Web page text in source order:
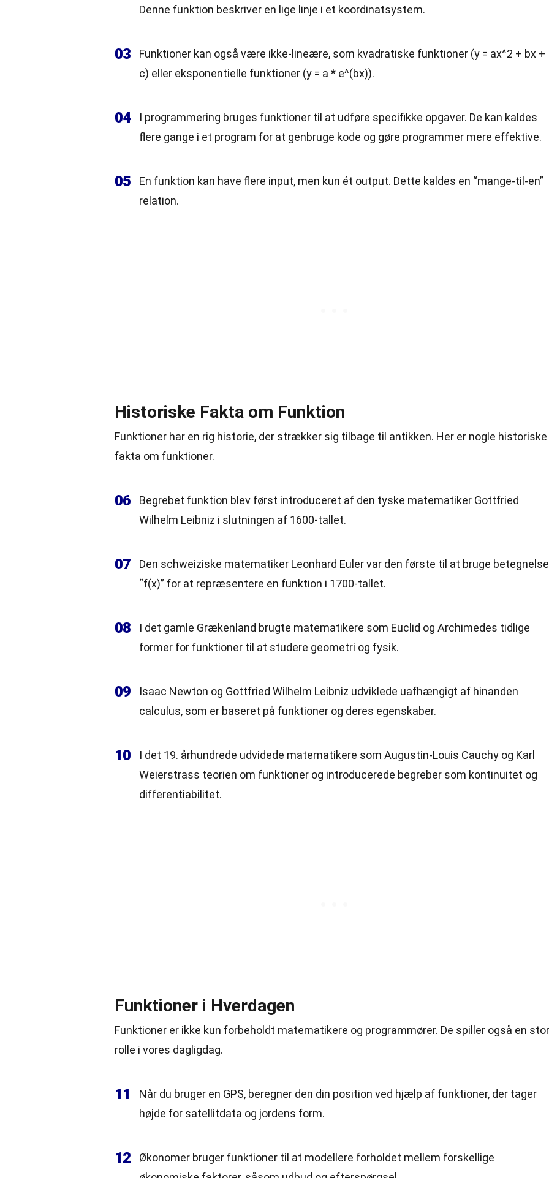
Denne funktion beskriver en lige linje i et koordinatsystem.
03
Funktioner kan også være ikke-lineære, som kvadratiske funktioner (y = ax^2 + bx +
c) eller eksponentielle funktioner (y = a * e^(bx)).
04
I programmering bruges funktioner til at udføre specifikke opgaver. De kan kaldes
flere gange i et program for at genbruge kode og gøre programmer mere effektive.
05
En funktion kan have flere input, men kun ét output. Dette kaldes en “mange-til-en”
relation.
Historiske Fakta om Funktion
Funktioner har en rig historie, der strækker sig tilbage til antikken. Her er nogle historiske
fakta om funktioner.
06
Begrebet funktion blev først introduceret af den tyske matematiker Gottfried
Wilhelm Leibniz i slutningen af 1600-tallet.
07
Den schweiziske matematiker Leonhard Euler var den første til at bruge
“f(x)” for at repræsentere en funktion i 1700-tallet.
08
I det gamle Grækenland brugte matematikere som Euclid og Archimedes tidlige
former for funktioner til at studere geometri og fysik.
09
Isaac Newton og Gottfried Wilhelm Leibniz udviklede uafhængigt af hinanden
calculus, som er baseret på funktioner og deres egenskaber.
10
I det 19. århundrede udvidede matematikere som Augustin-Louis Cauchy og Karl
Weierstrass teorien om funktioner og introducerede begreber som kontinuitet og
differentiabilitet.
Funktioner i Hverdagen
Funktioner er ikke kun forbeholdt matematikere og programmører. De spiller også en stor
rolle i vores dagligdag.
11
Når du bruger en GPS, beregner den din position ved hjælp af funktioner, der tager
højde for satellitdata og jordens form.
12
Økonomer bruger funktioner til at modellere forholdet mellem forskellige